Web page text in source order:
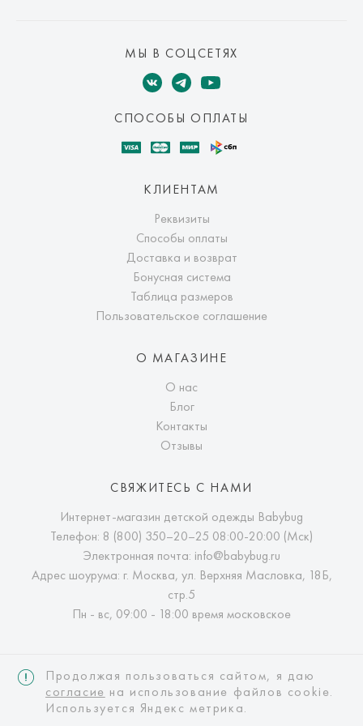
МЫ В СОЦСЕТЯХ
СПОСОБЫ ОПЛАТЫ
КЛИЕНТАМ
Реквизиты
Способы оплаты
Доставка и возврат
Бонусная система
Таблица размеров
Пользовательское соглашение
О МАГАЗИНЕ
О нас
Блог
Контакты
Отзывы
СВЯЖИТЕСЬ С НАМИ
Интернет-магазин детской одежды Babybug
Телефон: 8 (800) 350–20–25 08:00-20:00 (Мск)
Электронная почта: info@babybug.ru
Адрес шоурума: г. Москва, ул. Верхняя Масловка, 18Б,
стр.5
Пн - вс, 09:00 - 18:00 время московское
Продолжая пользоваться сайтом, я даю
согласие на использование файлов cookie.
Используется Яндекс метрика.